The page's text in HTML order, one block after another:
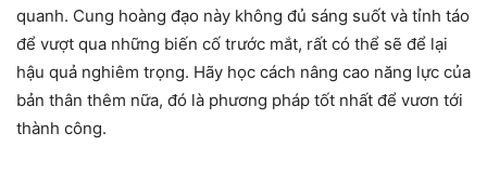
quanh. Cung hoàng đạo này không đủ sáng suốt và tỉnh táo
để vượt qua những biến cố trước mắt, rất có thể sẽ để lại
hậu quả nghiêm trọng. Hãy học cách nâng cao năng lực của
bản thân thêm nữa, đó là phương pháp tốt nhất để vươn tới
thành công.